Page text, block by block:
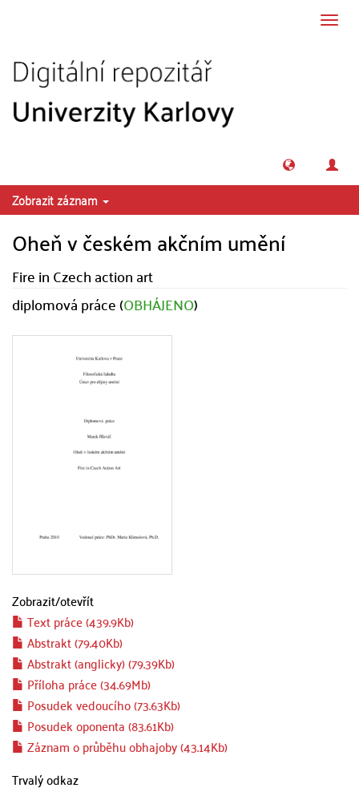
Zobrazit záznam
Oheň v českém akčním umění
Fire in Czech action art
diplomová práce (OBHÁJENO)
Zobrazit/otevřít
Text práce (439.9Kb)
Abstrakt (79.40Kb)
Abstrakt (anglicky) (79.39Kb)
Příloha práce (34.69Mb)
Posudek vedoucího (73.63Kb)
Posudek oponenta (83.61Kb)
Záznam o průběhu obhajoby (43.14Kb)
Trvalý odkaz